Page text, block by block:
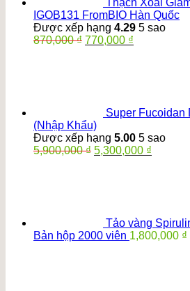
Thạch Xoài
IGOB131 FromBIO Hàn Quốc
Được xếp hạng 4.29 5 sao
870,000₫ Giá
770,000 ₫
Super Fucoidan
(Nhập Khẩu)
Được xếp hạng 5.00 5 sao
5,900,000₫ Giá
5,300,000 ₫
Tảo vàng
Bản hộp 2000 viên 1,800,000 ₫